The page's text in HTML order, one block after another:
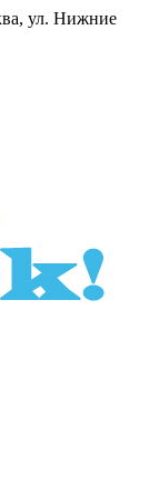
ул. Нижние